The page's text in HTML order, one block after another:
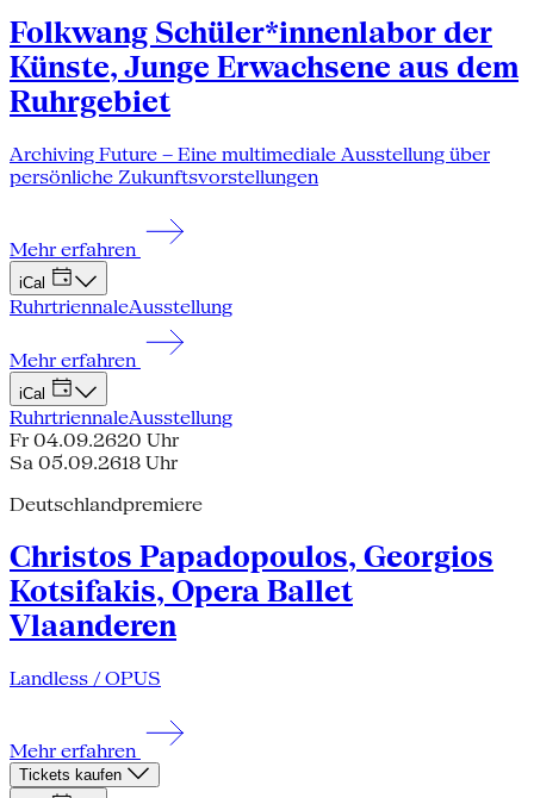
Folkwang Schüler*innenlabor der
Künste, Junge Erwachsene aus dem
Ruhrgebiet
Archiving Future – Eine multimediale Ausstellung über
persönliche Zukunftsvorstellungen
Mehr erfahren
iCal
RuhrtriennaleAusstellung
Mehr erfahren
iCal
RuhrtriennaleAusstellung
Fr 04.09.2620 Uhr
Sa 05.09.2618 Uhr
Deutschlandpremiere
Christos Papadopoulos, Georgios
Kotsifakis, Opera Ballet
Vlaanderen
Landless / OPUS
Mehr erfahren
Tickets kaufen